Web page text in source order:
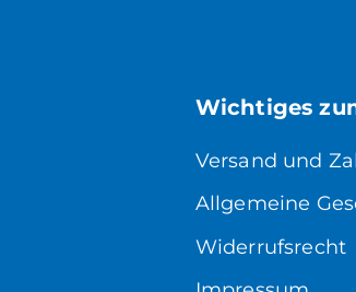
Wichtiges
Versand und
Allgemeine
Widerrufsrecht